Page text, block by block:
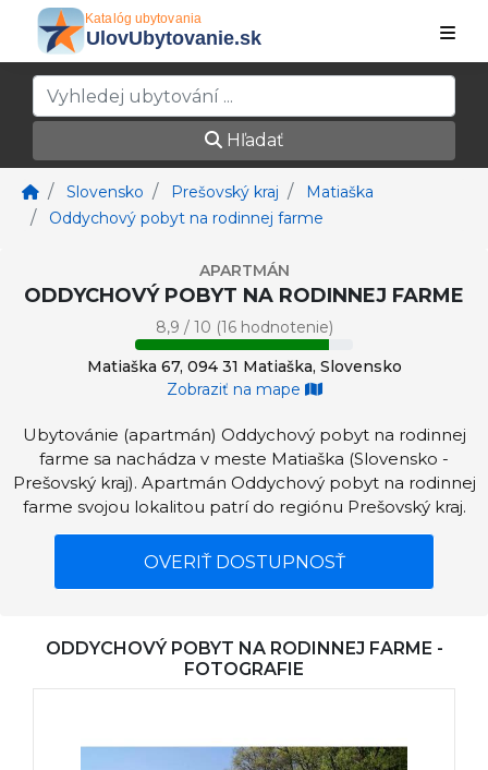
Hľadať
Slovensko Prešovský kraj
Matiaška
Oddychový pobyt na rodinnej farme
APARTMÁN
ODDYCHOVÝ POBYT NA RODINNEJ FARME
8,9 / 10 (16 hodnotenie)
Matiaška 67, 094 31 Matiaška, Slovensko
Zobraziť na mape
Ubytovánie (apartmán) Oddychový pobyt na rodinnej
farme sa nachádza v meste Matiaška (Slovensko -
Prešovský kraj). Apartmán Oddychový pobyt na rodinnej
farme svojou lokalitou patrí do regiónu Prešovský kraj.
OVERIŤ DOSTUPNOSŤ
ODDYCHOVÝ POBYT NA RODINNEJ FARME -
FOTOGRAFIE